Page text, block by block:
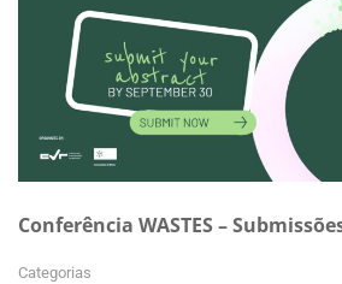
Conferência WASTES –
Categorias